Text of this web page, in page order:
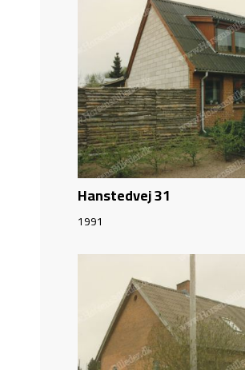
Hanstedvej 31
1991